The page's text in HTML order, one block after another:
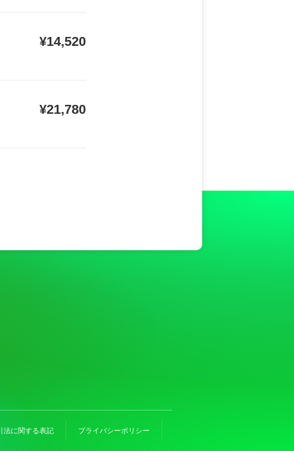
¥14,520
¥21,780
法に関する表記 プライバシーポリシー